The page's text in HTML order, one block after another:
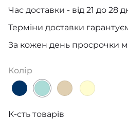
Час доставки - від 21 до 28
Терміни доставки
За кожен день просрочки
Колір
К-сть товарів